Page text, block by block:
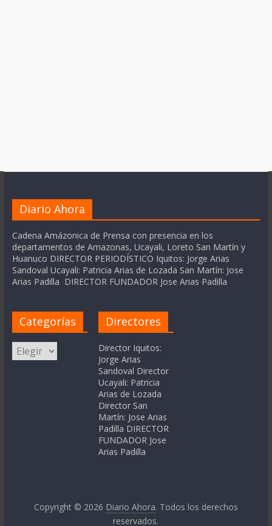
Diario Ahora
Cadena Amázonica de Prensa con presencia en los
departamentos de Amazonas, Ucayali, Loreto San Martín y
Huanuco DIRECTOR PERIODÍSTICO Iquitos: Jorge Arias
Sandoval Ucayali: Patricia Arias de Lozada San Martín: Jose
Arias Padilla DIRECTOR FUNDADOR Jose Arias Padilla
Categorías
Categorías
Directores
Director Iquitos:
Jorge Arias
Sandoval Director
Ucayali: Patricia
Arias de Lozada
Director San
Martín: Jose Arias
Padilla DIRECTOR
FUNDADOR Jose
Arias Padilla
Copyright © 2026 Diario Ahora. Todos los derechos
reservados.